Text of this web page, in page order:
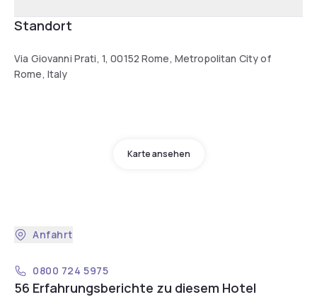
Standort
Via Giovanni Prati, 1, 00152 Rome, Metropolitan City of
Rome, Italy
Karte ansehen
Anfahrt
0800 724 5975
56 Erfahrungsberichte zu diesem Hotel